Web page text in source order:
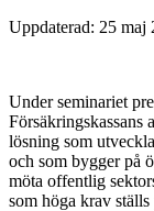
Uppdaterad: 25 maj
Under seminariet
Försäkringskassans
lösning som
och som bygger på
möta offentlig
som höga krav